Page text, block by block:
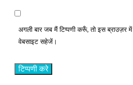
अगली बार जब मैं टिप्पणी करूँ, तो इस ब्राउज़र
वेबसाइट सहेजें।